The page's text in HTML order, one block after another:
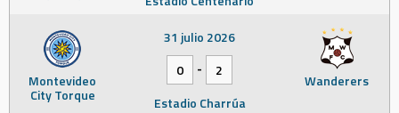
Montevideo
City Torque
Wanderers
31 julio 2026
0
-
2
Estadio Charrúa